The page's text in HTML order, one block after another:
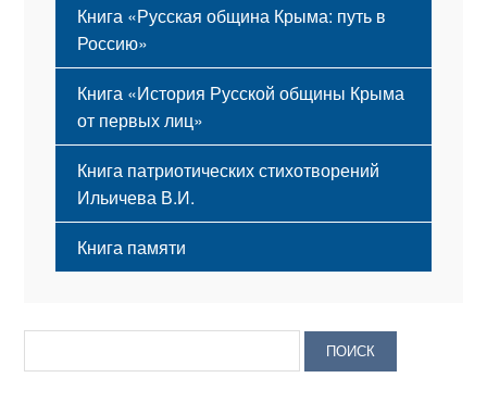
Книга «Русская община Крыма: путь в
Россию»
Книга «История Русской общины Крыма
от первых лиц»
Книга патриотических стихотворений
Ильичева В.И.
Книга памяти